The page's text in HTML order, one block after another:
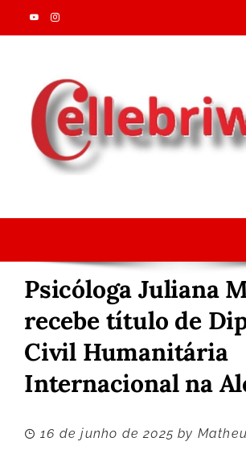
Skip
to
Psicóloga Juliana
recebe título de
Civil Humanitária
Internacional na
16 de junho de 2025 by